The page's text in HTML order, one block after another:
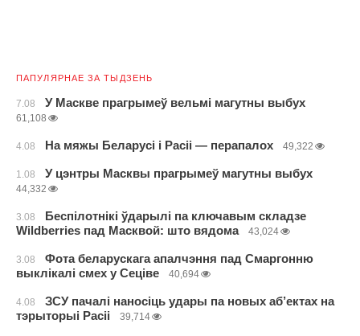
ПАПУЛЯРНАЕ ЗА ТЫДЗЕНЬ
7.08 У Маскве прагрымеў вельмі магутны выбух
61,108
4.08 На мяжы Беларусі і Расіі — перапалох 49,322
1.08 У цэнтры Масквы прагрымеў магутны выбух
44,332
3.08
Беспілотнікі ўдарылі па ключавым складзе
Wildberries пад Масквой: што вядома
43,024
3.08
Фота беларускага апалчэння пад Смаргонню
выклікалі смех у Сеціве
40,694
4.08
ЗСУ пачалі наносіць удары па новых аб’ектах на
тэрыторыі Расіі
39,714